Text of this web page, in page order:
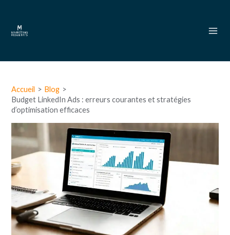
contenu
Accueil
Blog
Budget LinkedIn Ads : erreurs courantes et stratégies
d’optimisation efficaces
articles